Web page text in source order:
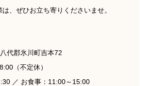
、ぜひお立ち寄りくださいませ。
代郡氷川町吉本72
（不定休）
／ お食事：11:00～15:00